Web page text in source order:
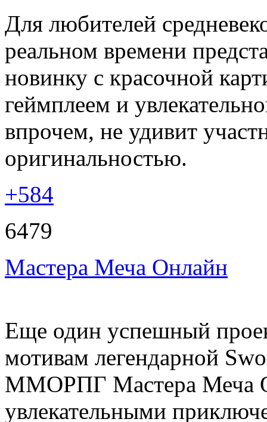
Для любителей
реальном времени
новинку с красочной
геймплеем и
впрочем, не удивит
оригинальностью.
+584
6479
Мастера Меча Онлайн
Еще один успешный
мотивам легендарной
ММОРПГ Мастера Меча
увлекательными